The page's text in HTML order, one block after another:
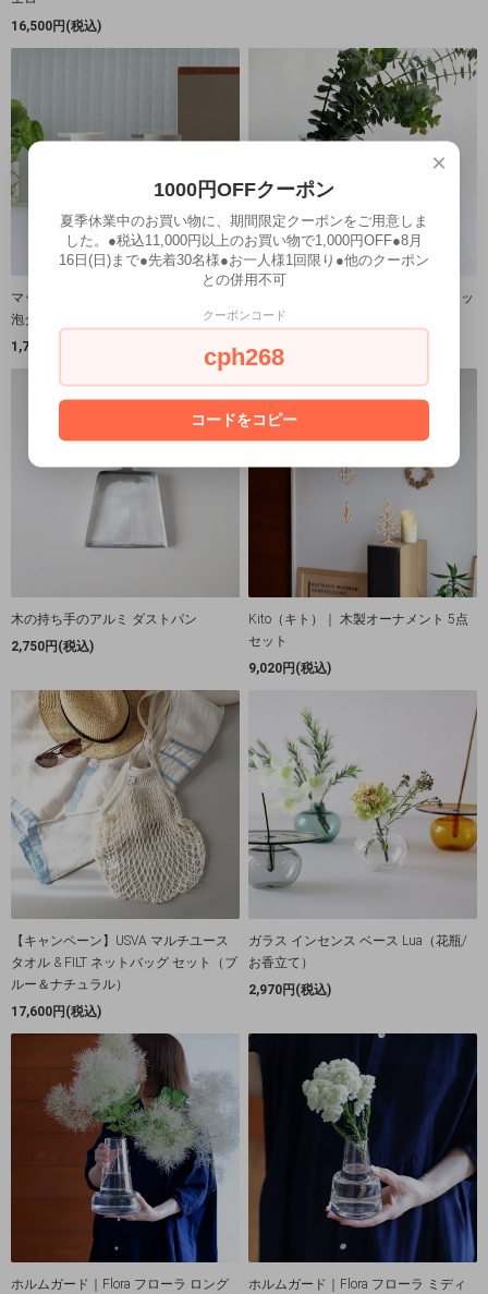
16,500円(税込)
マットな質感のソープディスペンサー
泡タイプ
1,760円(税込)
リューズガラス フラワーベース ネッ
ク（26cm）花瓶
3,630円(税込)
木の持ち手のアルミ ダストパン
2,750円(税込)
Kito（キト）｜ 木製オーナメント 5点
セット
9,020円(税込)
【キャンペーン】USVA マルチユース
タオル & FILT ネットバッグ セット（ブ
ルー＆ナチュラル）
17,600円(税込)
ガラス インセンス ベース Lua（花瓶/
お香立て）
2,970円(税込)
ホルムガード｜Flora フローラ ロング
ホルムガード｜Flora フローラ ミディ
×
1000円OFFクーポン
夏季休業中のお買い物に、期間限定クーポンをご用意しま
した。●税込11,000円以上のお買い物で1,000円OFF●8月
16日(日)まで●先着30名様●お一人様1回限り●他のクーポン
との併用不可
クーポンコード
cph268
コードをコピー